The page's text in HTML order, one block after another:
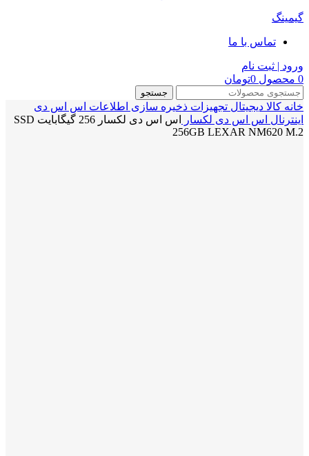
گیمینگ
تماس با ما
ورود | ثبت نام
0 محصول 0تومان
جستجو
خانه کالا دیجیتال تجهیزات ذخیره سازی اطلاعات اس اس دی
اینترنال اس اس دی لکسار
اس اس دی لکسار 256 گیگابایت SSD
256GB LEXAR NM620 M.2